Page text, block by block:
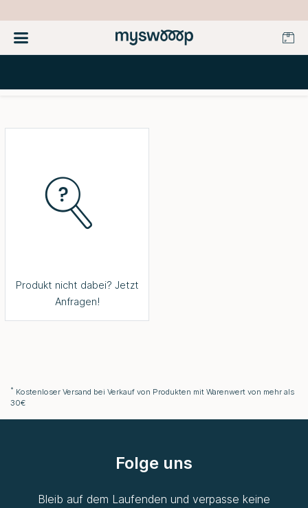
Produkt nicht dabei? Jetzt
Anfragen!
* Kostenloser Versand bei Verkauf von Produkten mit Warenwert von mehr als
30€
Folge uns
Bleib auf dem Laufenden und verpasse keine